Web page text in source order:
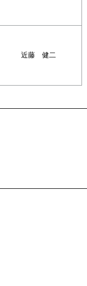
近藤 健二